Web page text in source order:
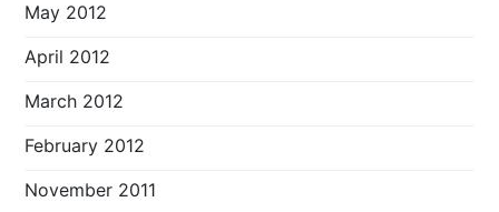
May 2012
April 2012
March 2012
February 2012
November 2011